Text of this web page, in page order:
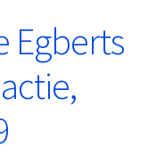
Egberts